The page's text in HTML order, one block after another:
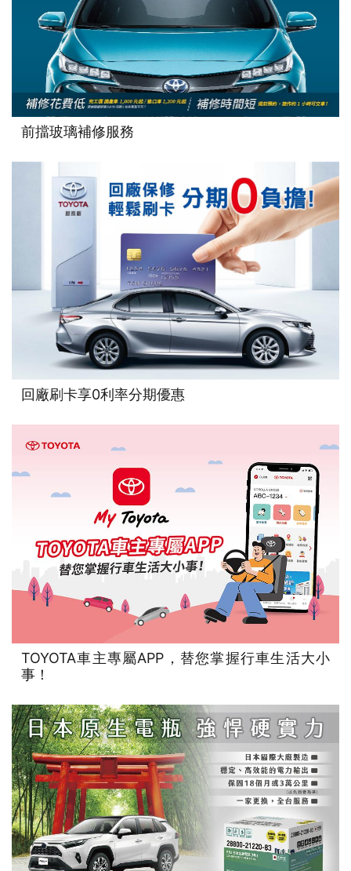
前擋玻璃補修服務
回廠刷卡享0利率分期優惠
TOYOTA車主專屬APP，替您掌握行車生活大小
事！